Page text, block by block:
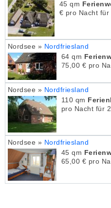
45 qm
€ pro Nacht für
Nordsee » Nordfriesland
64 qm
75,00 € pro
Nordsee » Nordfriesland
110 qm
pro Nacht für
Nordsee » Nordfriesland
45 qm
65,00 € pro